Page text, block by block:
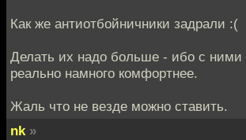
Как же антиотбойничники задрали :(
Делать их надо больше - ибо с ними
реально намного комфортнее.
Жаль что не везде можно ставить.
nk »